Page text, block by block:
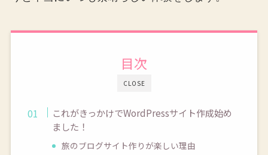
CLOSE
目次
これがきっかけでWordPressサイト作成始め
ました！
旅のブログサイト作りが楽しい理由